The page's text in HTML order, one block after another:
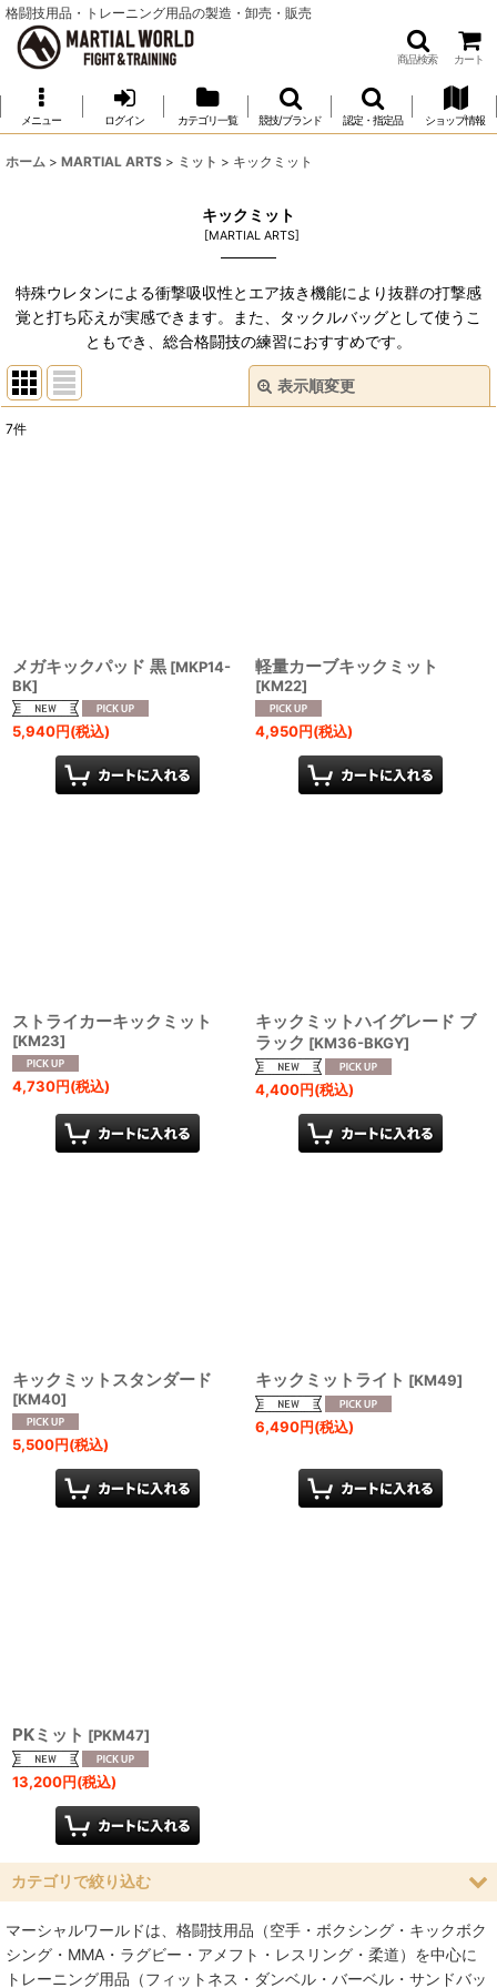
格闘技用品・トレーニング用品の製造・卸売・販売
商品検索 カート
メニュー ログイン カテゴリ一覧 競技/ブランド 認定・指定品 ショップ情報
ホーム > MARTIAL ARTS > ミット > キックミット
キックミット
[MARTIAL ARTS]
特殊ウレタンによる衝撃吸収性とエア抜き機能により抜群の打撃感
覚と打ち応えが実感できます。また、タックルバッグとして使うこ
ともでき、総合格闘技の練習におすすめです。
表示順変更
7件
メガキックパッド 黒 [MKP14-
BK]
5,940円(税込)
軽量カーブキックミット
[KM22]
4,950円(税込)
ストライカーキックミット
[KM23]
4,730円(税込)
キックミットハイグレード ブ
ラック [KM36-BKGY]
4,400円(税込)
キックミットスタンダード
[KM40]
5,500円(税込)
キックミットライト [KM49]
6,490円(税込)
PKミット [PKM47]
13,200円(税込)
カテゴリで絞り込む
ミット (全商品)
マーシャルワールドは、格闘技用品（空手・ボクシング・キックボク
シング・MMA・ラグビー・アメフト・レスリング・柔道）を中心に
トレーニング用品（フィットネス・ダンベル・バーベル・サンドバッ